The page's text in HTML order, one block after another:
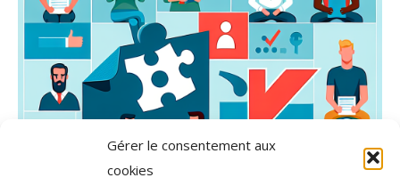
Gérer le consentement aux
cookies